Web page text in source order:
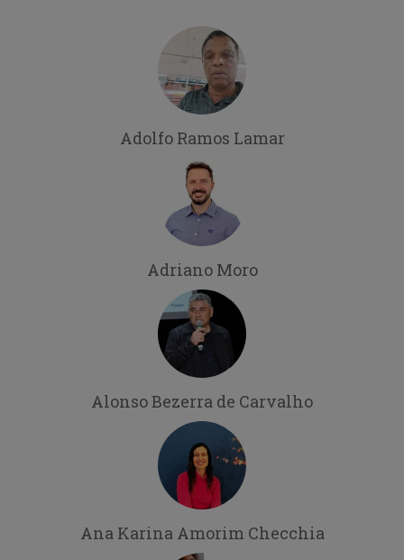
Adolfo Ramos Lamar
Adriano Moro
Alonso Bezerra de Carvalho
Ana Karina Amorim Checchia